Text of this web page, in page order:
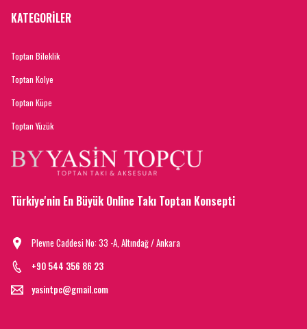
KATEGORİLER
Toptan Bileklik
Toptan Kolye
Toptan Küpe
Toptan Yüzük
Türkiye'nin En Büyük Online Takı Toptan Konsepti
Plevne Caddesi No: 33 -A, Altındağ / Ankara
+90 544 356 86 23
yasintpc@gmail.com